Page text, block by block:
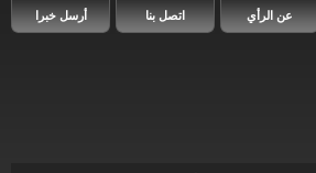
أرسل خبرا اتصل بنا عن الرأي